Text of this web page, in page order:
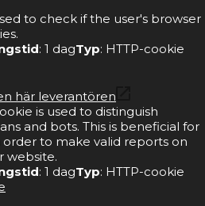
to check if the user's browser
: 1 dagTyp: HTTP-cookie
här leverantören
is used to distinguish
and bots. This is beneficial for
to make valid reports on
website.
: 1 dagTyp: HTTP-cookie